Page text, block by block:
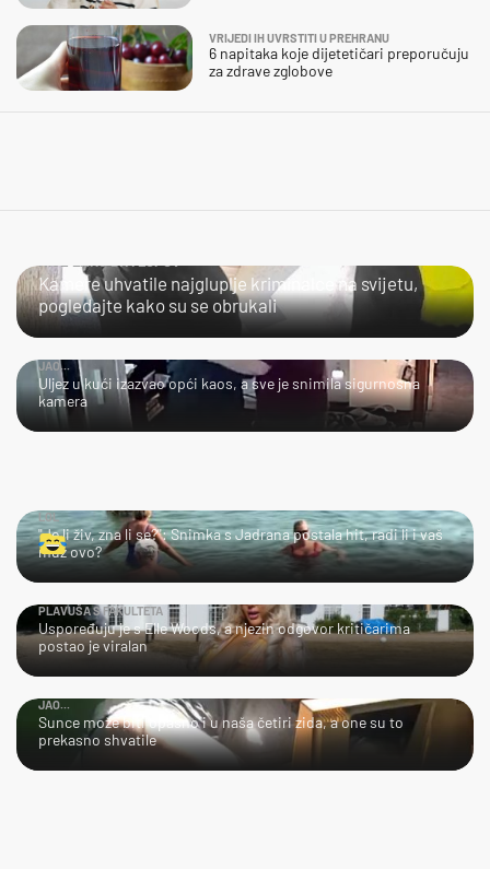
VRIJEDI IH UVRSTITI U PREHRANU
6 napitaka koje dijetetičari preporučuju
za zdrave zglobove
Kamere uhvatile najgluplje kriminalce na svijetu,
pogledajte kako su se obrukali
JAO...
Uljez u kući izazvao opći kaos, a sve je snimila sigurnosna
kamera
LOL
"Je li živ, zna li se?": Snimka s Jadrana postala hit, radi li i vaš
muž ovo?
PLAVUŠA S FAKULTETA
Uspoređuju je s Elle Woods, a njezin odgovor kritičarima
postao je viralan
JAO...
Sunce može biti opasno i u naša četiri zida, a one su to
prekasno shvatile